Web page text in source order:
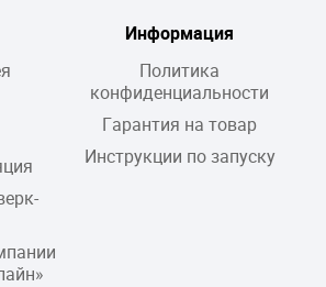
Информация
Политика
конфиденциальности
Гарантия на товар
Инструкции по запуску